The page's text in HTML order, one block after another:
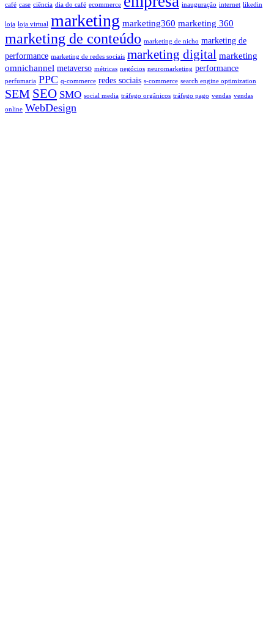
café case ciência dia do café ecommerce inauguração internet likedin
loja loja virtual marketing marketing360 marketing 360
marketing de conteúdo marketing de nicho marketing de
performance marketing de redes sociais marketing digital marketing
omnichannel metaverso métricas negócios neuromarketing performance
perfumaria PPC q-commerce redes sociais s-commerce search engine optimization
SEM SEO SMO social media tráfego orgânicos tráfego pago vendas vendas
online WebDesign